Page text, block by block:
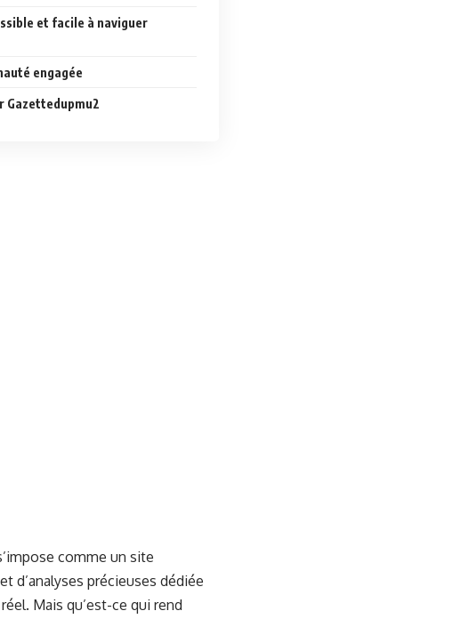
et facile à naviguer
engagée
Gazettedupmu2
comme un site
d’analyses précieuses dédiée
Mais qu’est-ce qui rend